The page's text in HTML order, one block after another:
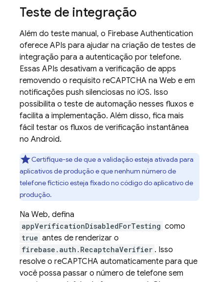
Teste de integração
Além do teste manual, o Firebase Authentication
oferece APIs para ajudar na criação de testes de
integração para a autenticação por telefone.
Essas APIs desativam a verificação de apps
removendo o requisito reCAPTCHA na Web e em
notificações push silenciosas no iOS. Isso
possibilita o teste de automação nesses fluxos e
facilita a implementação. Além disso, fica mais
fácil testar os fluxos de verificação instantânea
no Android.
Certifique-se de que a validação esteja ativada para
aplicativos de produção e que nenhum número de
telefone fictício esteja fixado no código do aplicativo de
produção.
Na Web, defina
appVerificationDisabledForTesting como
true antes de renderizar o
firebase.auth.RecaptchaVerifier . Isso
resolve o reCAPTCHA automaticamente para que
você possa passar o número de telefone sem